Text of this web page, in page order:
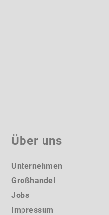
Über uns
Unternehmen
Großhandel
Jobs
Impressum